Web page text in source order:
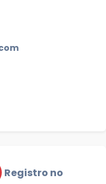
Registro no